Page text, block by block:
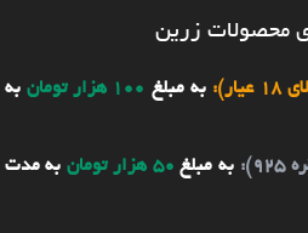
محصولات زرین
به مبلغ 100 هزار تومان
به
به مبلغ 50 هزار تومان
به مدت